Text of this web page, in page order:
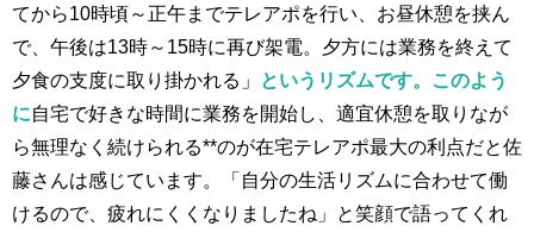
てから10時頃～正午までテレアポを行い、お昼休憩を挟ん
で、午後は13時～15時に再び架電。夕方には業務を終えて
夕食の支度に取り掛かれる」
というリズムです。このよう
に自宅で好きな時間に業務を開始し、適宜休憩を取りなが
ら無理なく続けられる**のが在宅テレアポ最大の利点だと佐
藤さんは感じています。「自分の生活リズムに合わせて働
けるので、疲れにくくなりましたね」と笑顔で語ってくれ